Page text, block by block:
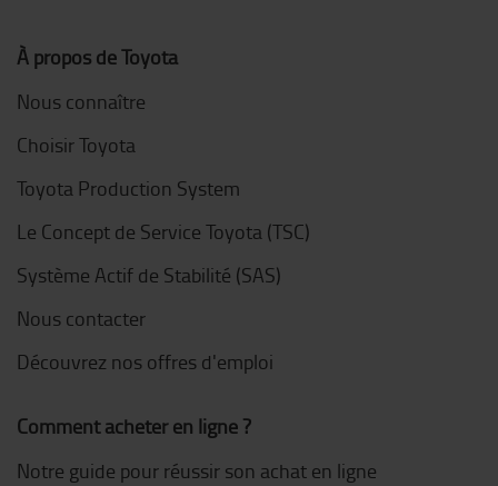
À propos de Toyota
Nous connaître
Choisir Toyota
Toyota Production System
Le Concept de Service Toyota (TSC)
Système Actif de Stabilité (SAS)
Nous contacter
Découvrez nos offres d'emploi
Comment acheter en ligne ?
Notre guide pour réussir son achat en ligne